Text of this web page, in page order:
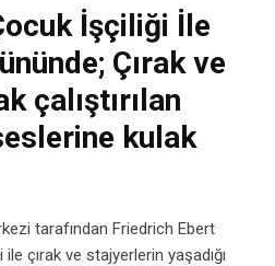
İşçiliği İle
Çırak ve
çalıştırılan
kulak
tarafından Friedrich Ebert
çırak ve stajyerlerin yaşadığı